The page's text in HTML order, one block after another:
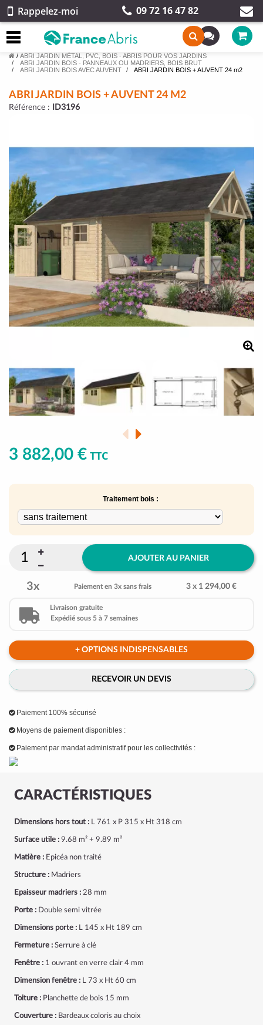
Rappelez-moi 09 72 16 47 82
/ ABRI JARDIN MÉTAL, PVC, BOIS - ABRIS POUR VOS JARDINS
ABRI JARDIN BOIS - PANNEAUX OU MADRIERS, BOIS BRUT
ABRI JARDIN BOIS AVEC AUVENT
ABRI JARDIN BOIS + AUVENT 24 m2
ABRI JARDIN BOIS + AUVENT 24 M2
Référence : ID3196
CARACTÉRISTIQUES
Dimensions hors tout : L 761 x P 315 x Ht 318 cm
Surface utile : 9.68 m² + 9.89 m²
Matière : Epicéa non traité
Structure : Madriers
Epaisseur madriers : 28 mm
Porte : Double semi vitrée
Dimensions porte : L 145 x Ht 189 cm
Fermeture : Serrure à clé
Fenêtre : 1 ouvrant en verre clair 4 mm
Dimension fenêtre : L 73 x Ht 60 cm
Toiture : Planchette de bois 15 mm
Couverture : Bardeaux coloris au choix
3 882,00 € TTC
Traitement bois :
AJOUTER AU PANIER
3x Paiement en 3x sans frais 3 x 1 294,00 €
Livraison gratuite
Expédié sous 5 à 7 semaines
+ OPTIONS INDISPENSABLES
RECEVOIR UN DEVIS
Paiement 100% sécurisé
Moyens de paiement disponibles :
Paiement par mandat administratif pour les collectivités :